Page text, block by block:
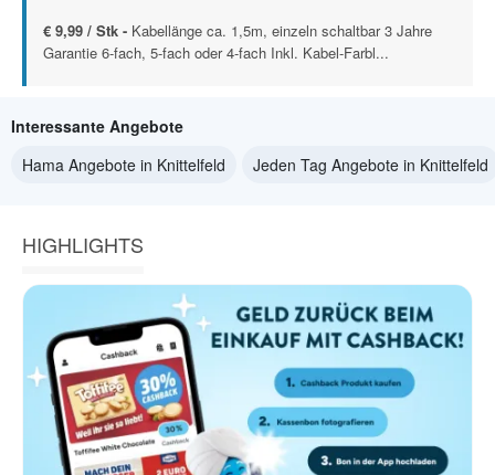
€ 9,99 / Stk - Kabellänge ca. 1,5m, einzeln schaltbar 3 Jahre
Garantie 6-fach, 5-fach oder 4-fach Inkl. Kabel-Farbl...
Interessante Angebote
Hama Angebote in Knittelfeld
Jeden Tag Angebote in Knittelfeld
HIGHLIGHTS